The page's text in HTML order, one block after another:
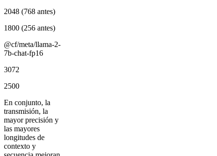
2048 (768 antes)
1800 (256 antes)
@cf/meta/llama-2-
7b-chat-fp16
3072
2500
En conjunto, la
transmisión, la
mayor precisión y
las mayores
longitudes de
contexto y